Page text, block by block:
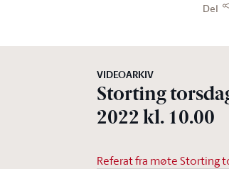
Del
VIDEOARKIV
Storting
2022 kl. 10.00
Referat fra møte Storting